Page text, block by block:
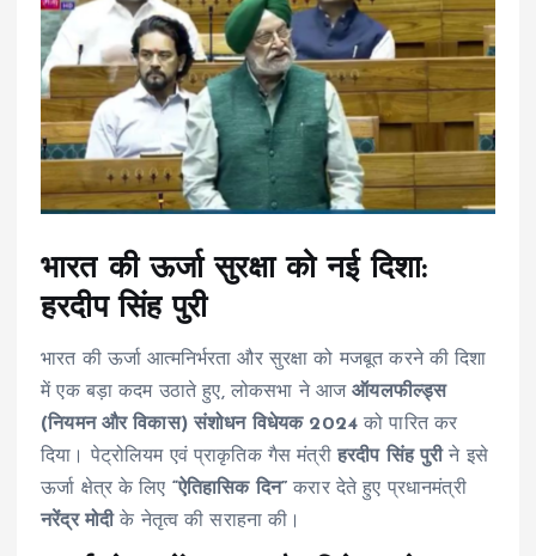
भारत की ऊर्जा सुरक्षा को नई दिशा:
हरदीप सिंह पुरी
भारत की ऊर्जा आत्मनिर्भरता और सुरक्षा को मजबूत करने की दिशा
में एक बड़ा कदम उठाते हुए, लोकसभा ने आजऑयलफील्ड्स
(नियमन और विकास) संशोधन विधेयक 2024 को पारित कर
दिया। पेट्रोलियम एवं प्राकृतिक गैस मंत्रीहरदीप सिंह पुरीने इसे
ऊर्जा क्षेत्र के लिए “ऐतिहासिक दिन” करार देते हुए प्रधानमंत्री
नरेंद्र मोदीके नेतृत्व की सराहना की।